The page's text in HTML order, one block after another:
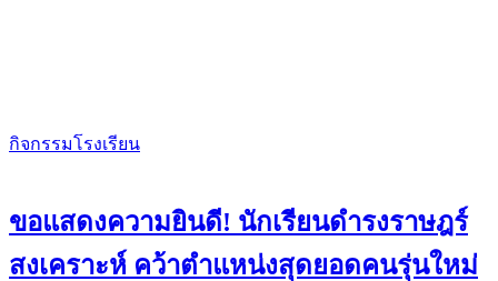
กิจกรรมโรงเรียน
ขอแสดงความยินดี! นักเรียนดำรงราษฎร์
สงเคราะห์ คว้าตำแหน่งสุดยอดคนรุ่นใหม่